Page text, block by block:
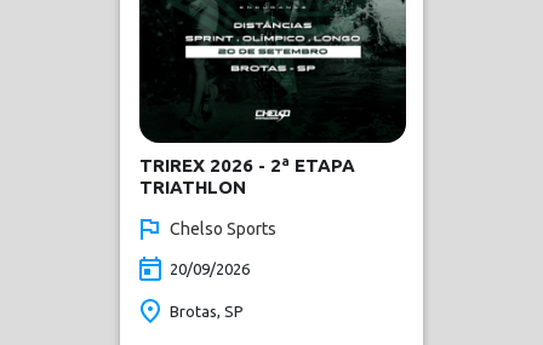
TRIREX 2026 - 2ª ETAPA
TRIATHLON
Chelso Sports
20/09/2026
Brotas, SP